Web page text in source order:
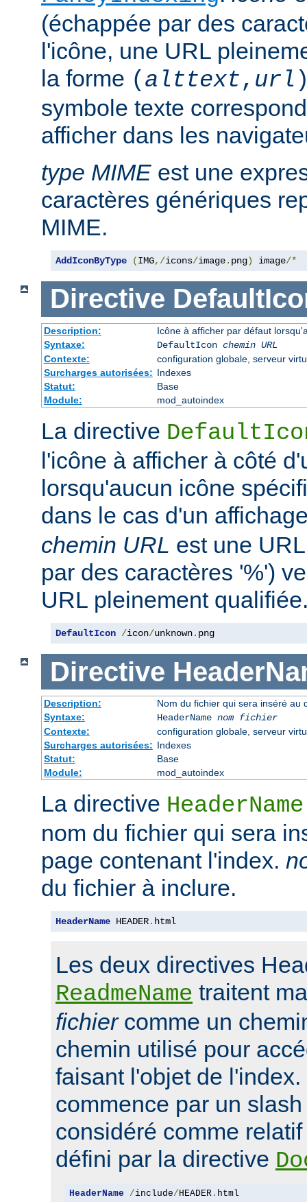
(échappée par des
l'icône, une URL
la forme ( alttext, url
symbole texte
afficher dans les
type MIME est une
caractères génériques
MIME.
AddIconByType (IMG,/icons/image. png) image/*
Directive
Description:
Icône à afficher par défaut
Syntaxe:
DefaultIcon chemin URL
Contexte:
configuration globale, serveur
Surcharges autorisées: Indexes
Statut:
Base
Module:
mod_autoindex
La directive
l'icône à afficher à côté
lorsqu'aucun icône
dans le cas d'un
chemin URL est une
par des caractères '%')
URL pleinement
DefaultIcon /icon/unknown. png
Directive
Description:
Nom du fichier qui sera inséré au
Syntaxe:
HeaderName nom fichier
Contexte:
configuration globale, serveur
Surcharges autorisées: Indexes
Statut:
Base
Module:
mod_autoindex
La directive HeaderName
nom du fichier qui sera
page contenant l'index.
du fichier à inclure.
HeaderName HEADER. html
Les deux directives
ReadmeName traitent
fichiercomme un
chemin utilisé pour
faisant l'objet de
commence par un
considéré comme
défini par la directive
HeaderName /include/ HEADER. html